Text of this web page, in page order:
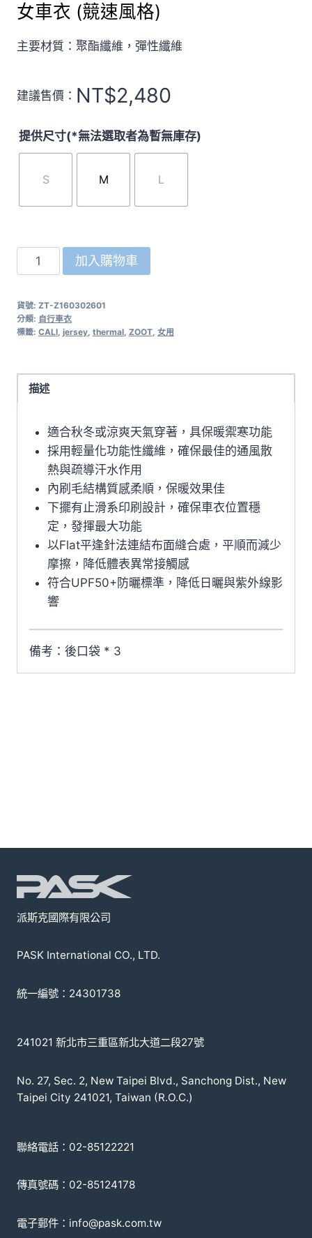
女車衣 (競速風格)
主要材質：聚酯纖維，彈性纖維
建議售價： NT$2,480
提供尺寸(*無法選取者為暫無庫存)
S M L
國
CALI
Thermal
暖
加入購物車
貨號: ZT-Z160302601
分類: 自行車衣
標籤: CALI, jersey, thermal, ZOOT, 女用
描述
適合秋冬或涼爽天氣穿著，具保暖禦寒功能
採用輕量化功能性纖維，確保最佳的通風散
熱與疏導汗水作用
內刷毛結構質感柔順，保暖效果佳
下擺有止滑系印刷設計，確保車衣位置穩
定，發揮最大功能
以Flat平逢針法連結布面縫合處，平順而減少
摩擦，降低體表異常接觸感
符合UPF50+防曬標準，降低日曬與紫外線影
響
備考：後口袋 * 3
派斯克國際有限公司
PASK International CO., LTD.
統一編號：24301738
241021 新北市三重區新北大道二段27號
No. 27, Sec. 2, New Taipei Blvd., Sanchong Dist., New
Taipei City 241021, Taiwan (R.O.C.)
聯絡電話：02-85122221
傳真號碼：02-85124178
電子郵件：info@pask.com.tw